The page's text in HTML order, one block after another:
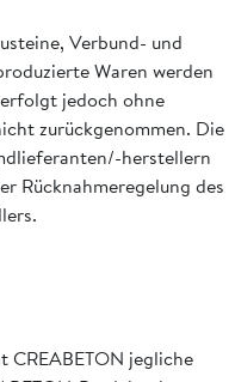
Verbund- und
Waren werden
jedoch ohne
zurückgenommen. Die
herstellern
Rücknahmeregelung des
CREABETON jegliche